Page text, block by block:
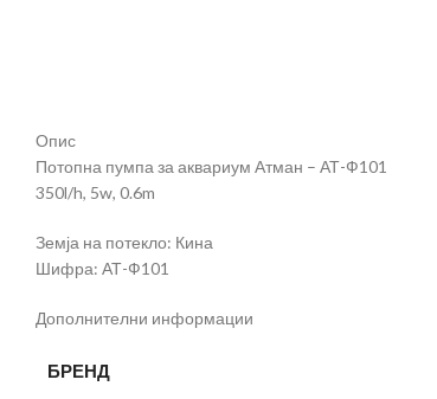
Опис
Потопна пумпа за аквариум Атман – АТ-Ф101
350l/h, 5w, 0.6m
Земја на потекло: Кина
Шифра: АТ-Ф101
Дополнителни информации
БРЕНД